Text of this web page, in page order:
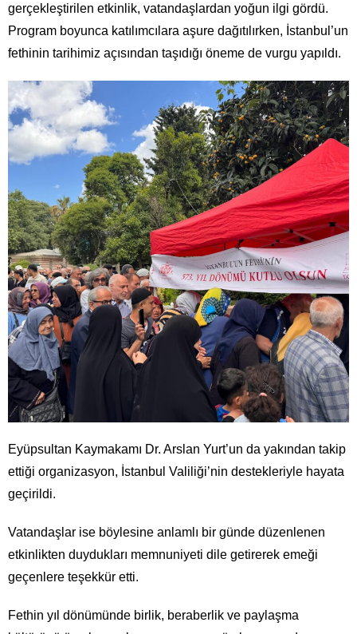
gerçekleştirilen etkinlik, vatandaşlardan yoğun ilgi gördü.
Program boyunca katılımcılara aşure dağıtılırken, İstanbul’un
fethinin tarihimiz açısından taşıdığı öneme de vurgu yapıldı.
Eyüpsultan Kaymakamı Dr. Arslan Yurt’un da yakından takip
ettiği organizasyon, İstanbul Valiliği’nin destekleriyle hayata
geçirildi.
Vatandaşlar ise böylesine anlamlı bir günde düzenlenen
etkinlikten duydukları memnuniyeti dile getirerek emeği
geçenlere teşekkür etti.
Fethin yıl dönümünde birlik, beraberlik ve paylaşma